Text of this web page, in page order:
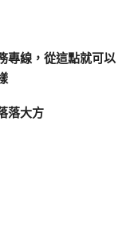
專線，從這點就可以
落大方